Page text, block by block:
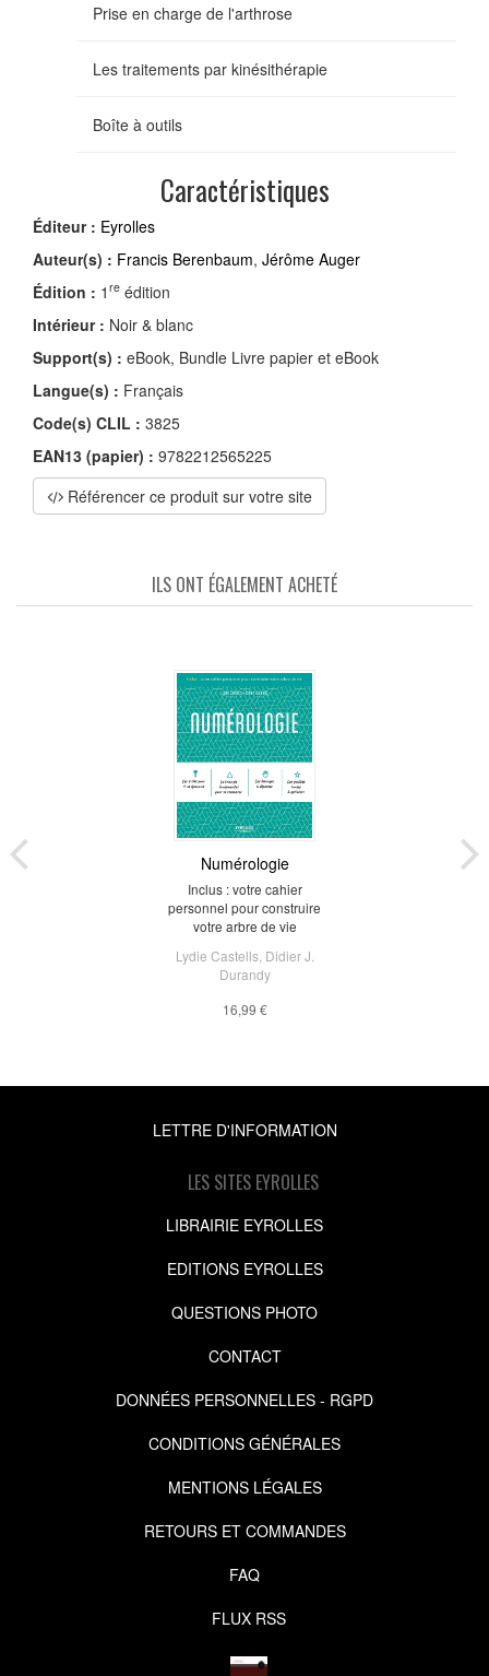
Prise en charge de l'arthrose
Les traitements par kinésithérapie
Boîte à outils
Caractéristiques
Éditeur : Eyrolles
Auteur(s) : Francis Berenbaum, Jérôme Auger
Édition : 1 re édition
Intérieur : Noir & blanc
Support(s) : eBook, Bundle Livre papier et eBook
Langue(s) : Français
Code(s) CLIL : 3825
EAN13 (papier) : 9782212565225
Référencer ce produit sur votre site
ILS ONT ÉGALEMENT ACHETÉ
Numérologie
Inclus : votre cahier
personnel pour construire
votre arbre de vie
Lydie Castells, Didier J.
Durandy
16,99 €
LETTRE D'INFORMATION
LES SITES EYROLLES
LIBRAIRIE EYROLLES
EDITIONS EYROLLES
QUESTIONS PHOTO
CONTACT
DONNÉES PERSONNELLES - RGPD
CONDITIONS GÉNÉRALES
MENTIONS LÉGALES
RETOURS ET COMMANDES
FAQ
FLUX RSS